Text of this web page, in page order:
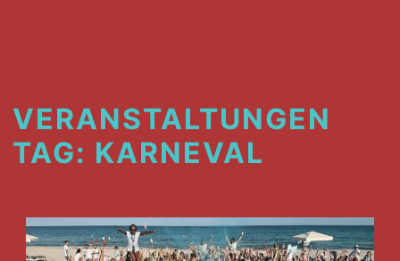
VERANSTALTUNGEN
TAG: KARNEVAL